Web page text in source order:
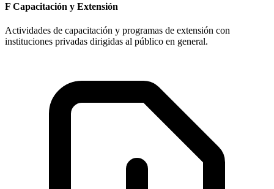
F Capacitación y Extensión
Actividades de capacitación y programas de extensión con
instituciones privadas dirigidas al público en general.